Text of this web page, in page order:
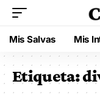
Mis Salvas Mis
Etiqueta: